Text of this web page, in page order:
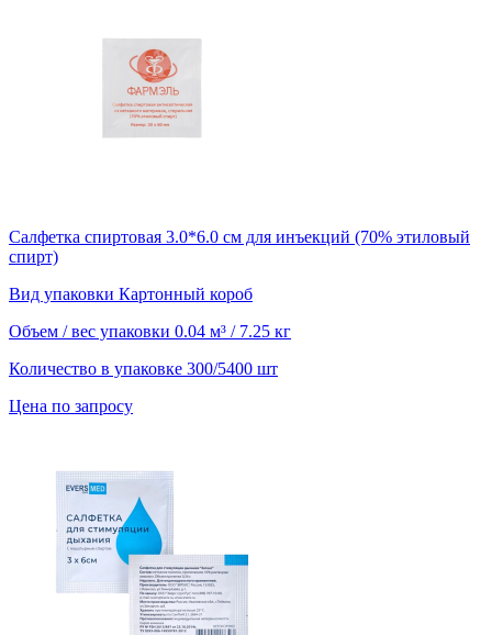
Салфетка спиртовая 3.0*6.0 см для инъекций (70% этиловый
спирт)
Вид упаковки Картонный короб
Объем / вес упаковки 0.04 м³ / 7.25 кг
Количество в упаковке 300/5400 шт
Цена по запросу